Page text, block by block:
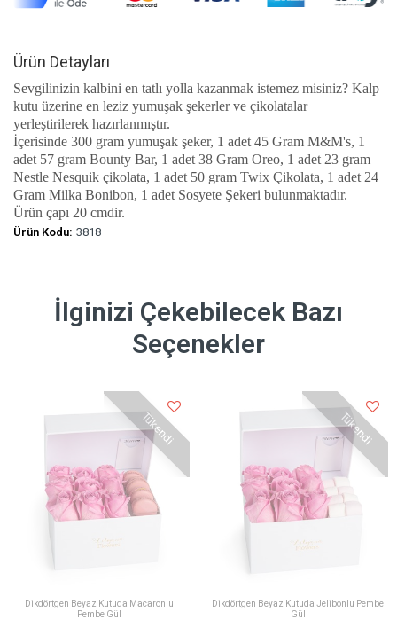
Ürün Detayları
Sevgilinizin kalbini en tatlı yolla kazanmak istemez misiniz? Kalp
kutu üzerine en leziz yumuşak şekerler ve çikolatalar
yerleştirilerek hazırlanmıştır.
İçerisinde 300 gram yumuşak şeker, 1 adet 45 Gram M&M's, 1
adet 57 gram Bounty Bar, 1 adet 38 Gram Oreo, 1 adet 23 gram
Nestle Nesquik çikolata, 1 adet 50 gram Twix Çikolata, 1 adet 24
Gram Milka Bonibon, 1 adet Sosyete Şekeri bulunmaktadır.
Ürün çapı 20 cmdir.
Ürün Kodu: 3818
İlginizi Çekebilecek Bazı
Seçenekler
Tükendi
Dikdörtgen Beyaz Kutuda Macaronlu
Pembe Gül
Tükendi
Dikdörtgen Beyaz Kutuda Jelibonlu Pembe
Gül